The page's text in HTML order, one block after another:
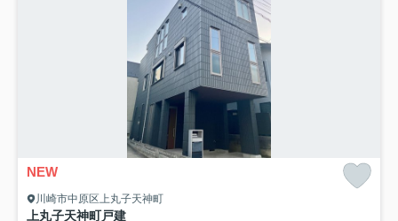
NEW
川崎市中原区上丸子天神町
上丸子天神町戸建